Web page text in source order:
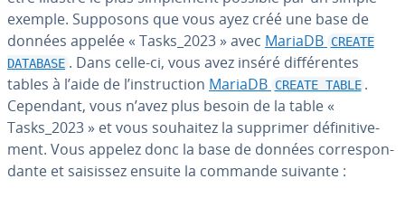
exemple. Supposons que vous ayez créé une base de
données appelée « Tasks_2023 » avec MariaDB CREATE
DATABASE . Dans celle-ci, vous avez inséré dif­fé­rentes
tables à l’aide de l’ins­truc­tion MariaDB CREATE TABLE .
Cependant, vous n’avez plus besoin de la table «
Tasks_2023 » et vous souhaitez la supprimer dé­fi­ni­ti­ve­
ment. Vous appelez donc la base de données cor­res­pon­
dante et saisissez ensuite la commande suivante :